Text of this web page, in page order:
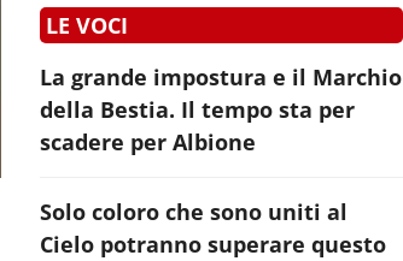
LE VOCI
La grande impostura e il Marchio
della Bestia. Il tempo sta per
scadere per Albione
Solo coloro che sono uniti al
Cielo potranno superare questo